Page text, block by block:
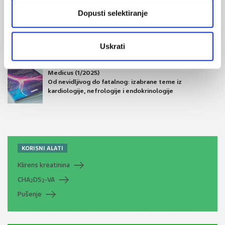
Dopusti selektiranje
Uskrati
Medicus (2/2025)
Medicus (1/2025)
Od nevidljivog do fatalnog: izabrane teme iz
kardiologije, nefrologije i endokrinologije
KORISNI ALATI
Klirens kreatinina
CHA2DS2-VA
Pušenje